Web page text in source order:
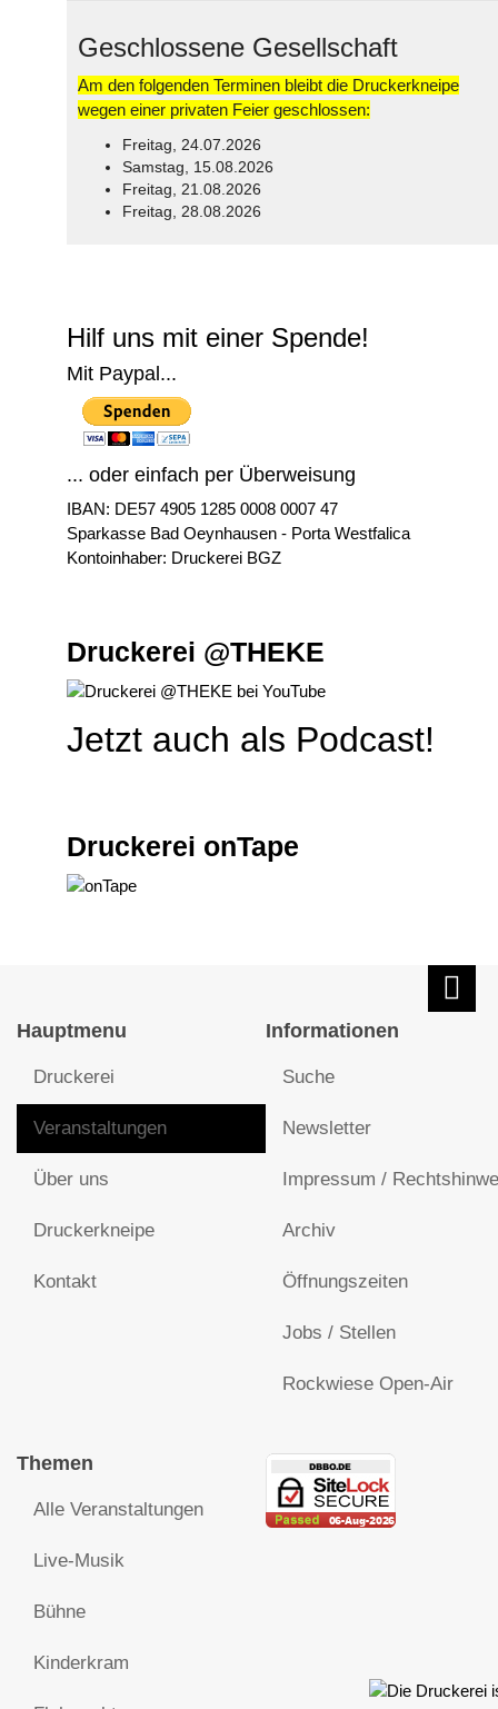
Geschlossene Gesellschaft
Am den folgenden Terminen bleibt die Druckerkneipe
wegen einer privaten Feier geschlossen:
Freitag, 24.07.2026
Samstag, 15.08.2026
Freitag, 21.08.2026
Freitag, 28.08.2026
Hilf uns mit einer Spende!
Mit Paypal...
... oder einfach per Überweisung
IBAN: DE57 4905 1285 0008 0007 47
Sparkasse Bad Oeynhausen - Porta Westfalica
Kontoinhaber: Druckerei BGZ
Druckerei @THEKE
Jetzt auch als Podcast!
Druckerei onTape
Hauptmenu
Druckerei
Veranstaltungen
Über uns
Druckerkneipe
Kontakt
Informationen
Suche
Newsletter
Impressum /
Archiv
Öffnungszeiten
Jobs / Stellen
Rockwiese Open-Air
Themen
Alle Veranstaltungen
Live-Musik
Bühne
Kinderkram